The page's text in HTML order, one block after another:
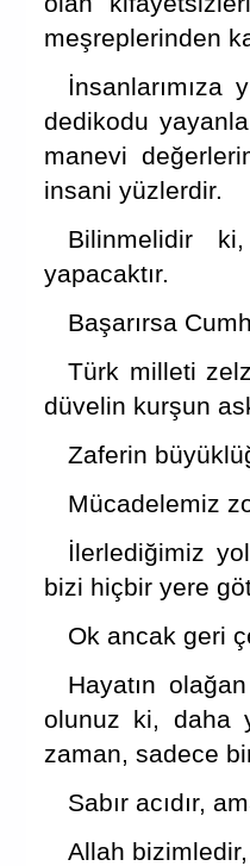
meşreplerinden
İnsanlarımıza
dedikodu
manevi
insani yüzlerdir.
Bilinmelidir
yapacaktır.
Başarırsa
Türk milleti
düvelin kurşun
Zaferin
Mücadelemiz
İlerlediğimiz
bizi hiçbir yere
Ok ancak geri
Hayatın
olunuz ki, daha
zaman, sadece
Sabır acıdır,
Allah bizimledir,